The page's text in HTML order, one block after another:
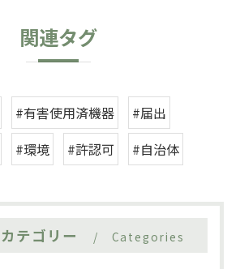
関連タグ
#有害使用済機器
#届出
#環境 #許認可 #自治体
カテゴリー Categories